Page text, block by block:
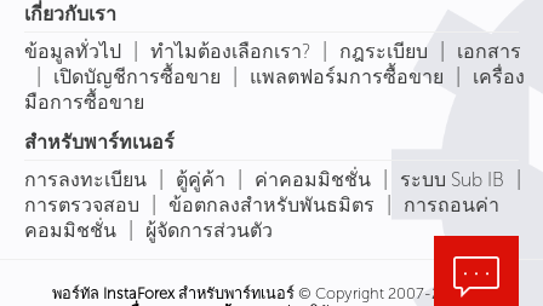
เกี่ยวกับเรา
ข้อมูลทั่วไป | ทำไมต้องเลือกเรา? | กฎระเบียบ | เอกสาร
| เปิดบัญชีการซื้อขาย | แพลตฟอร์มการซื้อขาย |
เครื่อง
มือการซื้อขาย
สำหรับพาร์ทเนอร์
การลงทะเบียน | ตู้คู่ค้า | ค่าคอมมิชชั่น | ระบบ Sub IB |
การตรวจสอบ | ข้อตกลงสำหรับพันธมิตร |
การถอนค่า
คอมมิชชั่น | ผู้จัดการส่วนตัว
พอร์ทัล InstaForex สำหรับพาร์ทเนอร์ © Copyright 2007-2026